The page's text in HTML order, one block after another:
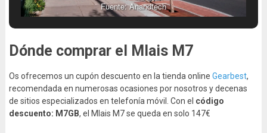
Fuente: Anandtech
Dónde comprar el Mlais M7
Os ofrecemos un cupón descuento en la tienda online Gearbest,
recomendada en numerosas ocasiones por nosotros y decenas
de sitios especializados en telefonía móvil. Con el código
descuento: M7GB, el Mlais M7 se queda en solo 147€